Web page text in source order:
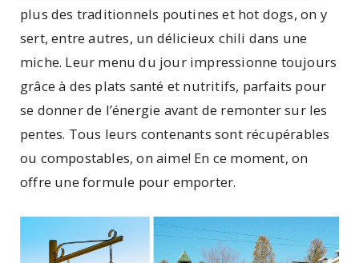
plus des traditionnels poutines et hot dogs, on y
sert, entre autres, un délicieux chili dans une
miche. Leur menu du jour impressionne toujours
grâce à des plats santé et nutritifs, parfaits pour
se donner de l’énergie avant de remonter sur les
pentes. Tous leurs contenants sont récupérables
ou compostables, on aime! En ce moment, on
offre une formule pour emporter.